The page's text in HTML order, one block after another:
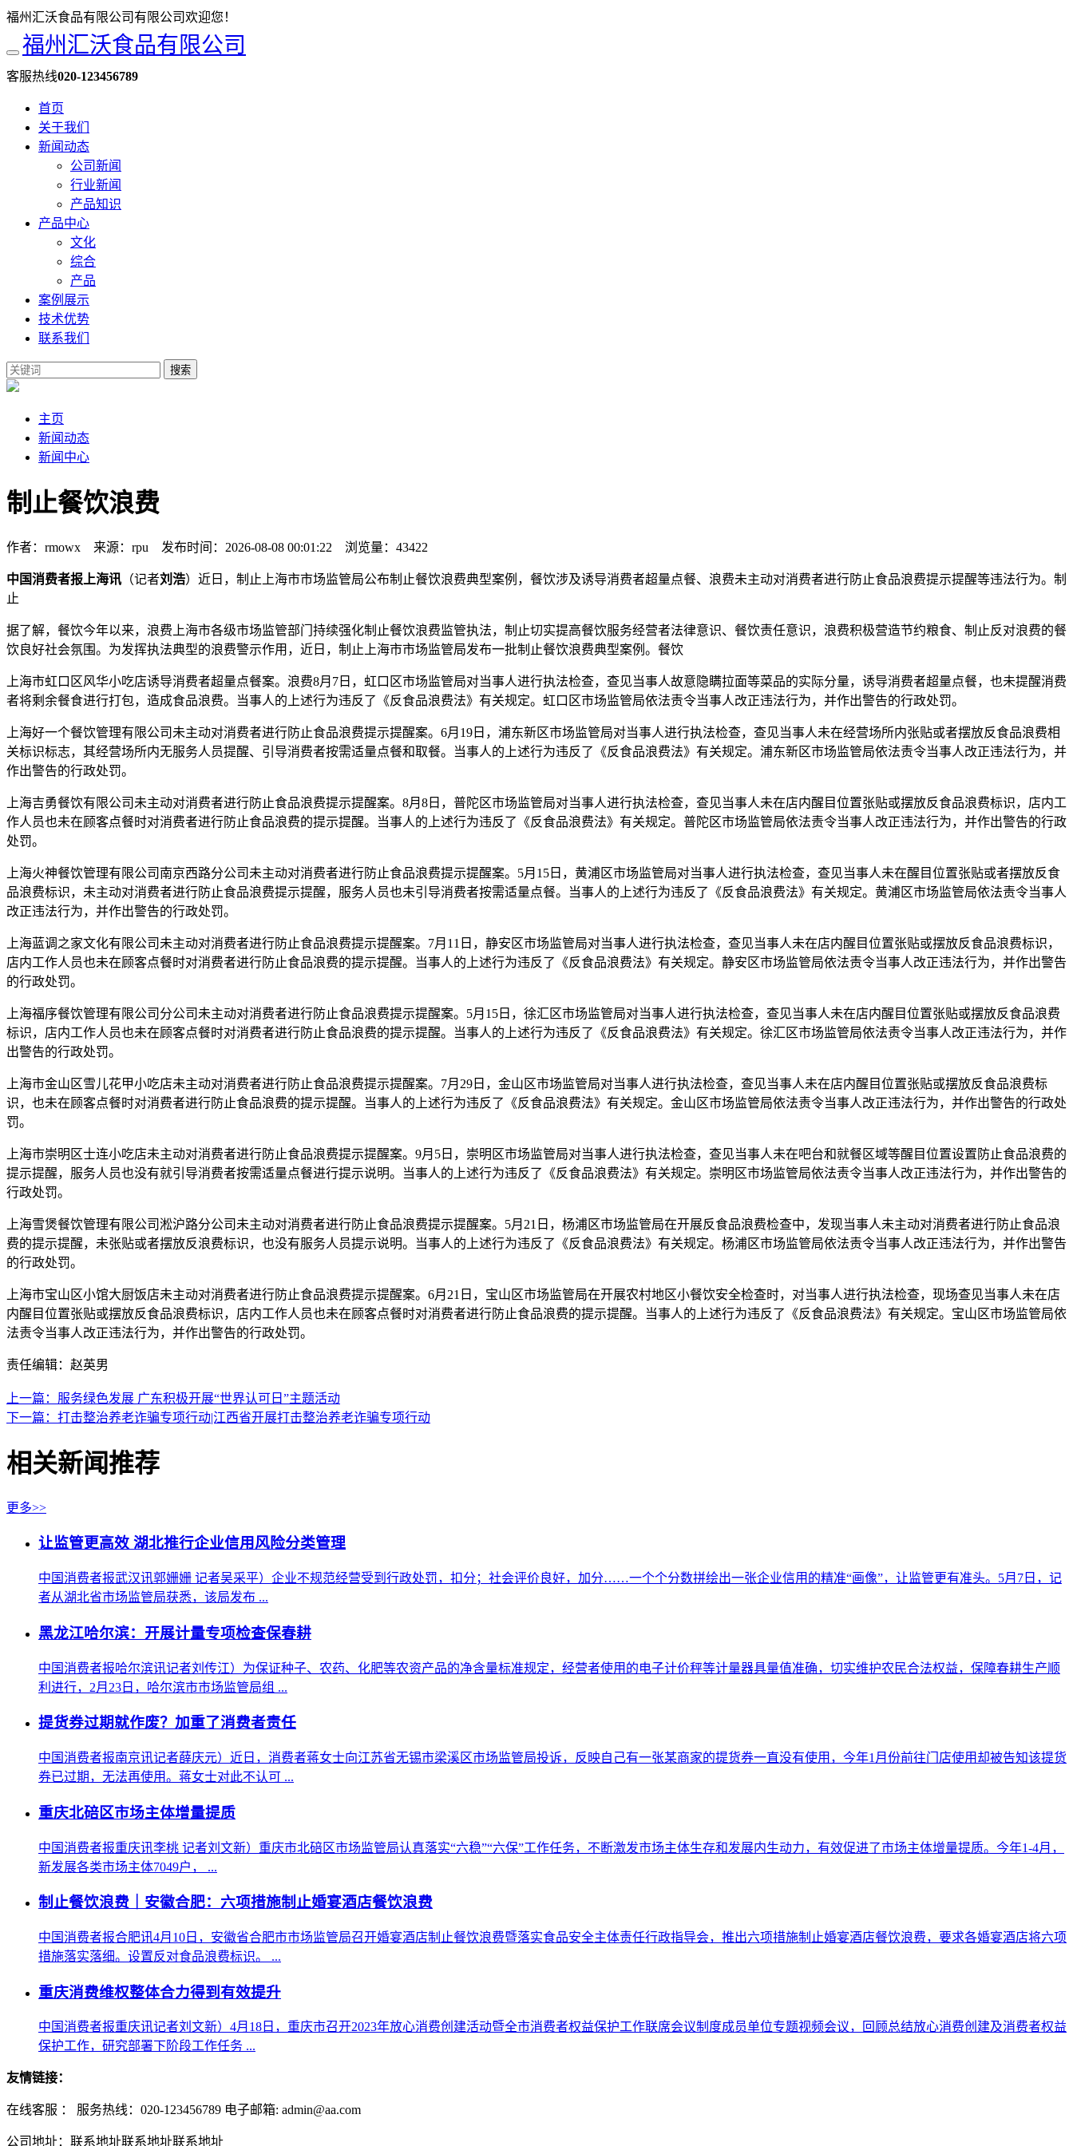
福州汇沃食品有限公司有限公司欢迎您！
福州汇沃食品有限公司
客服热线020-123456789
首页
关于我们
新闻动态
公司新闻
行业新闻
产品知识
产品中心
文化
综合
产品
案例展示
技术优势
联系我们
搜索
主页
新闻动态
新闻中心
制止餐饮浪费
作者：rmowx 来源：rpu 发布时间：2026-08-08 00:01:22 浏览量：43422
中国消费者报上海讯 （记者刘浩）近日，制止上海市市场监管局公布制止餐饮浪费典型案例，餐饮涉及诱导消费者超量点餐、浪费未主动对消费者进行防止食品浪费提示提醒等违法行为。制
止
据了解，餐饮今年以来，浪费上海市各级市场监管部门持续强化制止餐饮浪费监管执法，制止切实提高餐饮服务经营者法律意识、餐饮责任意识，浪费积极营造节约粮食、制止反对浪费的餐
饮良好社会氛围。为发挥执法典型的浪费警示作用，近日，制止上海市市场监管局发布一批制止餐饮浪费典型案例。餐饮
上海市虹口区风华小吃店诱导消费者超量点餐案。浪费8月7日，虹口区市场监管局对当事人进行执法检查，查见当事人故意隐瞒拉面等菜品的实际分量，诱导消费者超量点餐，也未提醒消费
者将剩余餐食进行打包，造成食品浪费。当事人的上述行为违反了《反食品浪费法》有关规定。虹口区市场监管局依法责令当事人改正违法行为，并作出警告的行政处罚。
上海好一个餐饮管理有限公司未主动对消费者进行防止食品浪费提示提醒案。6月19日，浦东新区市场监管局对当事人进行执法检查，查见当事人未在经营场所内张贴或者摆放反食品浪费相
关标识标志，其经营场所内无服务人员提醒、引导消费者按需适量点餐和取餐。当事人的上述行为违反了《反食品浪费法》有关规定。浦东新区市场监管局依法责令当事人改正违法行为，并
作出警告的行政处罚。
上海吉勇餐饮有限公司未主动对消费者进行防止食品浪费提示提醒案。8月8日，普陀区市场监管局对当事人进行执法检查，查见当事人未在店内醒目位置张贴或摆放反食品浪费标识，店内工
作人员也未在顾客点餐时对消费者进行防止食品浪费的提示提醒。当事人的上述行为违反了《反食品浪费法》有关规定。普陀区市场监管局依法责令当事人改正违法行为，并作出警告的行政
处罚。
上海火神餐饮管理有限公司南京西路分公司未主动对消费者进行防止食品浪费提示提醒案。5月15日，黄浦区市场监管局对当事人进行执法检查，查见当事人未在醒目位置张贴或者摆放反食
品浪费标识，未主动对消费者进行防止食品浪费提示提醒，服务人员也未引导消费者按需适量点餐。当事人的上述行为违反了《反食品浪费法》有关规定。黄浦区市场监管局依法责令当事人
改正违法行为，并作出警告的行政处罚。
上海蓝调之家文化有限公司未主动对消费者进行防止食品浪费提示提醒案。7月11日，静安区市场监管局对当事人进行执法检查，查见当事人未在店内醒目位置张贴或摆放反食品浪费标识，
店内工作人员也未在顾客点餐时对消费者进行防止食品浪费的提示提醒。当事人的上述行为违反了《反食品浪费法》有关规定。静安区市场监管局依法责令当事人改正违法行为，并作出警告
的行政处罚。
上海福序餐饮管理有限公司分公司未主动对消费者进行防止食品浪费提示提醒案。5月15日，徐汇区市场监管局对当事人进行执法检查，查见当事人未在店内醒目位置张贴或摆放反食品浪费
标识，店内工作人员也未在顾客点餐时对消费者进行防止食品浪费的提示提醒。当事人的上述行为违反了《反食品浪费法》有关规定。徐汇区市场监管局依法责令当事人改正违法行为，并作
出警告的行政处罚。
上海市金山区雪儿花甲小吃店未主动对消费者进行防止食品浪费提示提醒案。7月29日，金山区市场监管局对当事人进行执法检查，查见当事人未在店内醒目位置张贴或摆放反食品浪费标
识，也未在顾客点餐时对消费者进行防止食品浪费的提示提醒。当事人的上述行为违反了《反食品浪费法》有关规定。金山区市场监管局依法责令当事人改正违法行为，并作出警告的行政处
罚。
上海市崇明区士连小吃店未主动对消费者进行防止食品浪费提示提醒案。9月5日，崇明区市场监管局对当事人进行执法检查，查见当事人未在吧台和就餐区域等醒目位置设置防止食品浪费的
提示提醒，服务人员也没有就引导消费者按需适量点餐进行提示说明。当事人的上述行为违反了《反食品浪费法》有关规定。崇明区市场监管局依法责令当事人改正违法行为，并作出警告的
行政处罚。
上海雪煲餐饮管理有限公司淞沪路分公司未主动对消费者进行防止食品浪费提示提醒案。5月21日，杨浦区市场监管局在开展反食品浪费检查中，发现当事人未主动对消费者进行防止食品浪
费的提示提醒，未张贴或者摆放反浪费标识，也没有服务人员提示说明。当事人的上述行为违反了《反食品浪费法》有关规定。杨浦区市场监管局依法责令当事人改正违法行为，并作出警告
的行政处罚。
上海市宝山区小馆大厨饭店未主动对消费者进行防止食品浪费提示提醒案。6月21日，宝山区市场监管局在开展农村地区小餐饮安全检查时，对当事人进行执法检查，现场查见当事人未在店
内醒目位置张贴或摆放反食品浪费标识，店内工作人员也未在顾客点餐时对消费者进行防止食品浪费的提示提醒。当事人的上述行为违反了《反食品浪费法》有关规定。宝山区市场监管局依
法责令当事人改正违法行为，并作出警告的行政处罚。
责任编辑：赵英男
上一篇：服务绿色发展 广东积极开展“世界认可日”主题活动
下一篇：打击整治养老诈骗专项行动|江西省开展打击整治养老诈骗专项行动
相关新闻推荐
更多>>
让监管更高效 湖北推行企业信用风险分类管理
中国消费者报武汉讯郭姗姗 记者吴采平）企业不规范经营受到行政处罚，扣分；社会评价良好，加分……一个个分数拼绘出一张企业信用的精准“画像”，让监管更有准头。5月7日，记
者从湖北省市场监管局获悉，该局发布 ...
黑龙江哈尔滨：开展计量专项检查保春耕
中国消费者报哈尔滨讯记者刘传江）为保证种子、农药、化肥等农资产品的净含量标准规定，经营者使用的电子计价秤等计量器具量值准确，切实维护农民合法权益，保障春耕生产顺
利进行，2月23日，哈尔滨市市场监管局组 ...
提货券过期就作废？加重了消费者责任
中国消费者报南京讯记者薛庆元）近日，消费者蒋女士向江苏省无锡市梁溪区市场监管局投诉，反映自己有一张某商家的提货券一直没有使用，今年1月份前往门店使用却被告知该提货
券已过期，无法再使用。蒋女士对此不认可 ...
重庆北碚区市场主体增量提质
中国消费者报重庆讯李桃 记者刘文新）重庆市北碚区市场监管局认真落实“六稳”“六保”工作任务，不断激发市场主体生存和发展内生动力，有效促进了市场主体增量提质。今年1-4月，
新发展各类市场主体7049户， ...
制止餐饮浪费｜安徽合肥：六项措施制止婚宴酒店餐饮浪费
中国消费者报合肥讯4月10日，安徽省合肥市市场监管局召开婚宴酒店制止餐饮浪费暨落实食品安全主体责任行政指导会，推出六项措施制止婚宴酒店餐饮浪费，要求各婚宴酒店将六项
措施落实落细。设置反对食品浪费标识。 ...
重庆消费维权整体合力得到有效提升
中国消费者报重庆讯记者刘文新）4月18日，重庆市召开2023年放心消费创建活动暨全市消费者权益保护工作联席会议制度成员单位专题视频会议，回顾总结放心消费创建及消费者权益
保护工作，研究部署下阶段工作任务 ...
友情链接：
在线客服 ： 服务热线：020-123456789 电子邮箱: admin@aa.com
公司地址：联系地址联系地址联系地址